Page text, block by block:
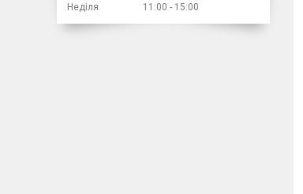
Неділя
11:00 15:00